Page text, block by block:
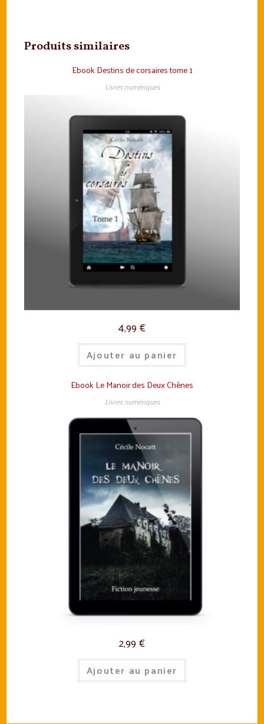
Produits similaires
Ebook Destins de corsaires tome 1
Livres numériques
4,99€
Ajouter au panier
Ebook Le Manoir des Deux Chênes
Livres numériques
2,99€
Ajouter au panier